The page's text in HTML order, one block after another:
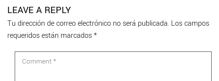
LEAVE A REPLY
Tu dirección de correo electrónico no será publicada. Los campos
requeridos están marcados*